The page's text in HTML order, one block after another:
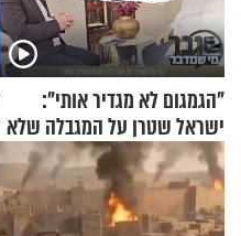
"הגמגום לא מגדיר אותי":
ישראל שטרן על המגבלה שלא
עוצרת אותו